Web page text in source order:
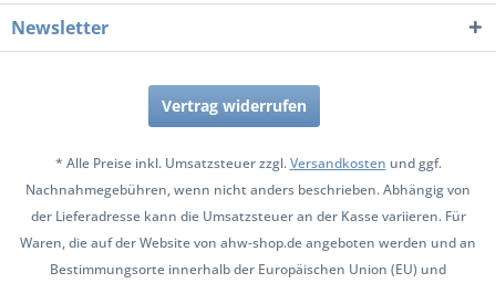
Newsletter
Vertrag widerrufen
* Alle Preise inkl. Umsatzsteuer zzgl.Versandkosten und ggf.
Nachnahmegebühren, wenn nicht anders beschrieben. Abhängig von
der Lieferadresse kann die Umsatzsteuer an der Kasse variieren. Für
Waren, die auf der Website von ahw-shop.de angeboten werden und an
Bestimmungsorte innerhalb der Europäischen Union (EU) und